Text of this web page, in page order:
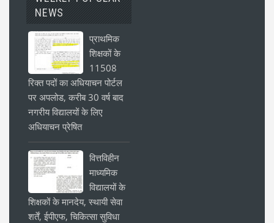
NEWS
प्राथमिक
शिक्षकों के
11508
रिक्त पदों का अधियाचन पोर्टल
पर अपलोड, करीब 30 वर्ष बाद
नगरीय विद्यालयों के लिए
अधियाचन प्रेषित
वित्तविहीन
माध्यमिक
विद्यालयों के
शिक्षकों के मानदेय, स्थायी सेवा
शर्तें, ईपीएफ, चिकित्सा सुविधा